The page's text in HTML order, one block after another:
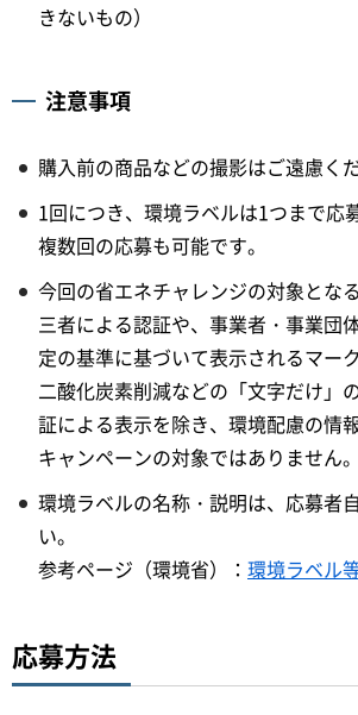
きないもの）
注意事項
購入前の商品などの撮影はご遠慮くだ
1回につき、環境ラベルは1つまで応
複数回の応募も可能です。
今回の省エネチャレンジの対象とな
三者による認証や、事業者・事業団
定の基準に基づいて表示されるマー
二酸化炭素削減などの「文字だけ」
証による表示を除き、環境配慮の情
キャンペーンの対象ではありません。
環境ラベルの名称・説明は、応募者
い。
参考ページ（環境省）： 環境ラベル
応募方法